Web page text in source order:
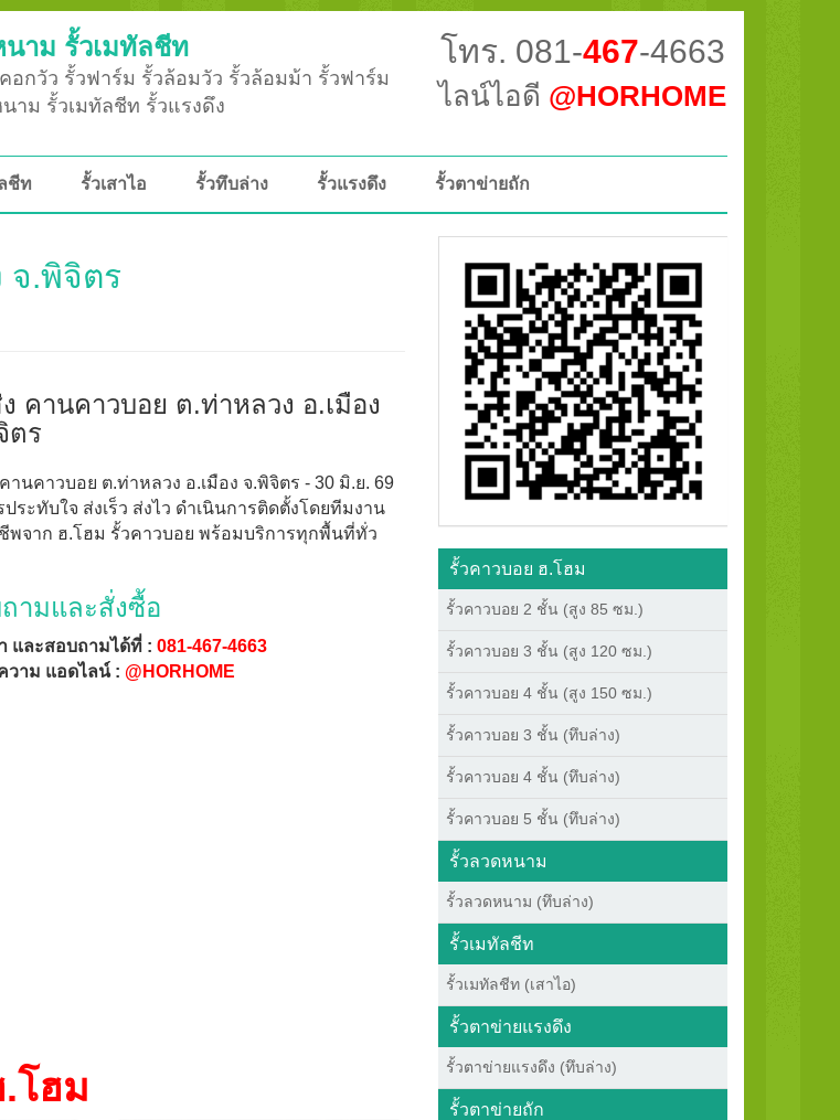
าม รั้วเมทัลชีท
อกวัว รั้วฟาร์ม รั้วล้อมวัว รั้วล้อมม้า รั้วฟาร์ม
าม รั้วเมทัลชีท รั้วแรงดึง
โทร. 081-467-4663
ไลน์ไอดี @HORHOME
ชีท รั้วเสาไอ รั้วทึบล่าง รั้วแรงดึง รั้วตาข่ายถัก
จ.พิจิตร
คานคาวบอย ต.ท่าหลวง อ.เมือง
ตร
านคาวบอย ต.ท่าหลวง อ.เมือง จ.พิจิตร - 30 มิ.ย. 69
ประทับใจ ส่งเร็ว ส่งไว ดำเนินการติดตั้งโดยทีมงาน
พจาก ฮ.โฮม รั้วคาวบอย พร้อมบริการทุกพื้นที่ทั่ว
ามและสั่งซื้อ
และสอบถามได้ที่ : 081-467-4663
วาม แอดไลน์ : @HORHOME
โฮม
รั้วคาวบอย ฮ.โฮม
รั้วคาวบอย 2 ชั้น (สูง 85 ซม.)
รั้วคาวบอย 3 ชั้น (สูง 120 ซม.)
รั้วคาวบอย 4 ชั้น (สูง 150 ซม.)
รั้วคาวบอย 3 ชั้น (ทึบล่าง)
รั้วคาวบอย 4 ชั้น (ทึบล่าง)
รั้วคาวบอย 5 ชั้น (ทึบล่าง)
รั้วลวดหนาม
รั้วลวดหนาม (ทึบล่าง)
รั้วเมทัลชีท
รั้วเมทัลชีท (เสาไอ)
รั้วตาข่ายแรงดึง
รั้วตาข่ายแรงดึง (ทึบล่าง)
รั้วตาข่ายถัก